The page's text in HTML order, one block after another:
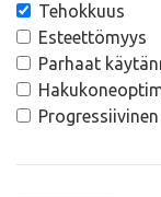
Tehokkuus
Esteettömyys
Parhaat